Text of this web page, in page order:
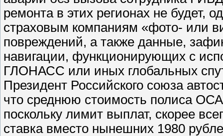
ремонта в этих регионах не будет,
страховым компаниям «фото- или
повреждений, а также данные,
навигации, функционирующих с
ГЛОНАСС или иных глобальных
Президент Российского союза
что среднюю стоимость полиса
поскольку лимит выплат, скорее
ставка вместо нынешних 1980